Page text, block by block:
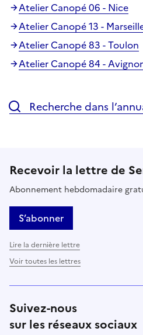
Atelier Canopé 06 - Nice
Atelier Canopé 13 -
Atelier Canopé 83 - Toulon
Atelier Canopé 84 -
Recherche dans
Recevoir la lettre de
Abonnement hebdomadaire
S’abonner
Lire la dernière lettre
Voir toutes les lettres
Suivez-nous
sur les réseaux sociaux